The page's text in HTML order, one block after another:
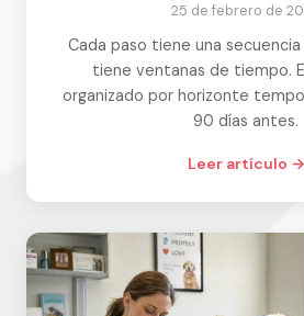
25 de febrero de
Cada paso tiene una
tiene ventanas de tiempo.
organizado por horizonte
90 días antes.
Leer artículo →